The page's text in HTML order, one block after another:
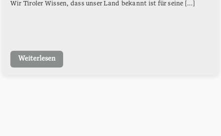
Wir Tiroler Wissen, dass unser Land bekannt ist für seine […]
Weiterlesen